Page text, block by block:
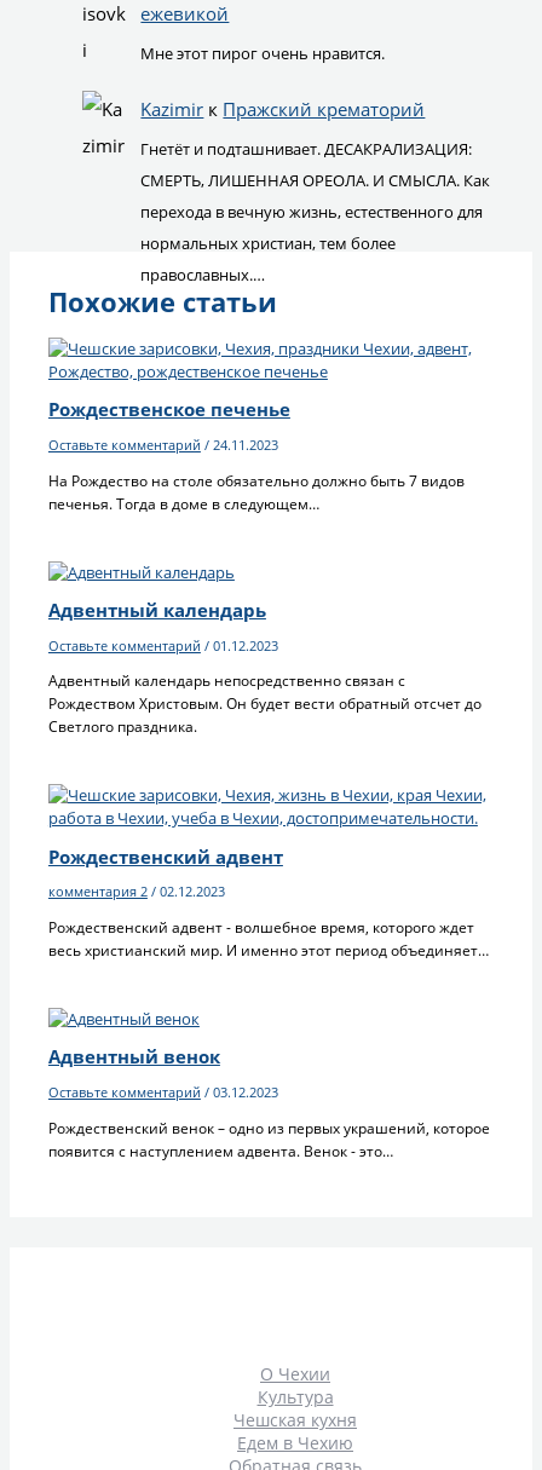
ежевикой
Мне этот пирог очень нравится.
Kazimir к Пражский крематорий
Гнетёт и подташнивает. ДЕСАКРАЛИЗАЦИЯ:
СМЕРТЬ, ЛИШЕННАЯ ОРЕОЛА. И СМЫСЛА. Как
перехода в вечную жизнь, естественного для
нормальных христиан, тем более
православных.…
Похожие статьи
Рождественское печенье
Оставьте комментарий / 24.11.2023
На Рождество на столе обязательно должно быть 7 видов
печенья. Тогда в доме в следующем…
Адвентный календарь
Оставьте комментарий / 01.12.2023
Адвентный календарь непосредственно связан с
Рождеством Христовым. Он будет вести обратный отсчет до
Светлого праздника.
Рождественский адвент
комментария 2 / 02.12.2023
Рождественский адвент - волшебное время, которого ждет
весь христианский мир. И именно этот период объединяет…
Адвентный венок
Оставьте комментарий / 03.12.2023
Рождественский венок – одно из первых украшений, которое
появится с наступлением адвента. Венок - это…
О Чехии
Культура
Чешская кухня
Едем в Чехию
Обратная связь